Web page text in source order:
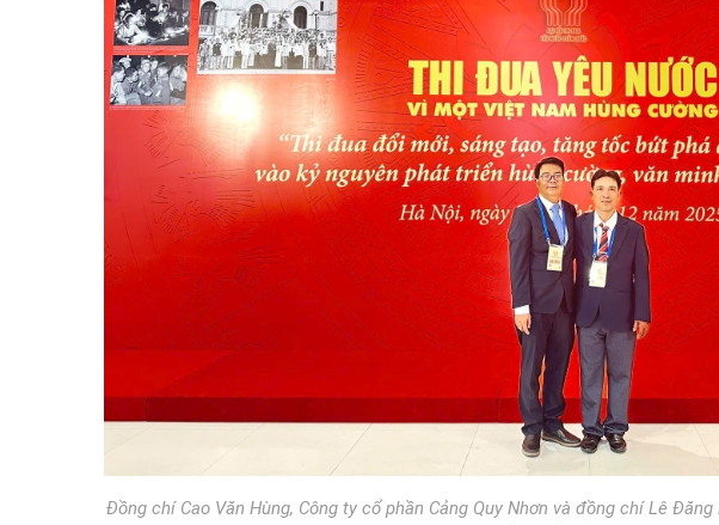
Đồng chí Cao Văn Hùng, Công ty cổ phần Cảng Quy Nhơn và đồng chí Lê